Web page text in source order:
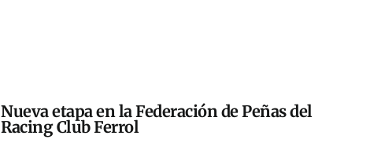
Nueva etapa en la Federación de Peñas del
Racing Club Ferrol